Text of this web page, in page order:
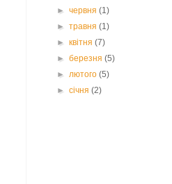
►червня(1)
►травня(1)
►квітня(7)
►березня(5)
►лютого(5)
►січня(2)